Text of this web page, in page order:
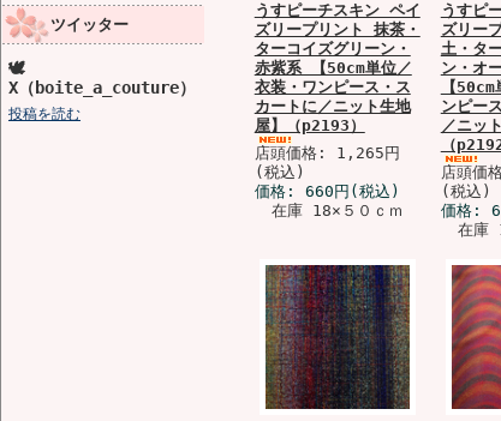
ツイッター
🕊️
X（boite_a_couture）
投稿を読む
うすピーチスキン ペイ
ズリープリント 抹茶・
ターコイズグリーン・
赤紫系 【50cm単位／
衣装・ワンピース・ス
カートに／ニット生地
屋】（p2193）
店頭価格: 1,265円
(税込)
価格: 660円 (税込)
在庫 18×５０ｃｍ
うすピ
ズリー
土・タ
ン・オ
【
ンピー
／ニッ
（p2192
店頭価
(税込)
価格:
在庫